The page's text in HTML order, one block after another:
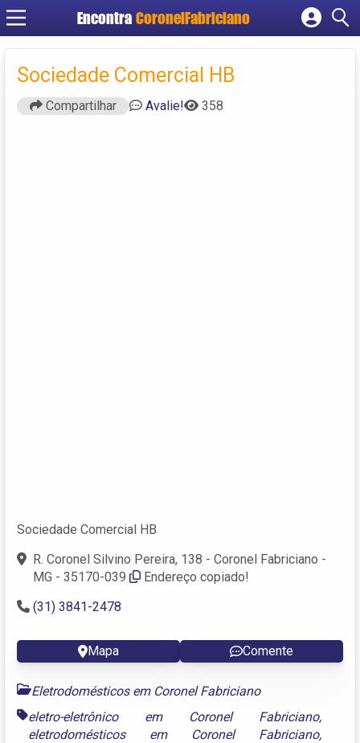
Encontra CoronelFabriciano
Cadastrar empresa
Criar conta
Sociedade Comercial HB
Compartilhar Avalie! 358
Sociedade Comercial HB
R. Coronel Silvino Pereira, 138 - Coronel Fabriciano -
MG - 35170-039
Endereço copiado!
(31) 3841-2478
Mapa Comente
Eletrodomésticos em Coronel Fabriciano
eletro-eletrônico em Coronel Fabriciano,
eletrodomésticos em Coronel Fabriciano,